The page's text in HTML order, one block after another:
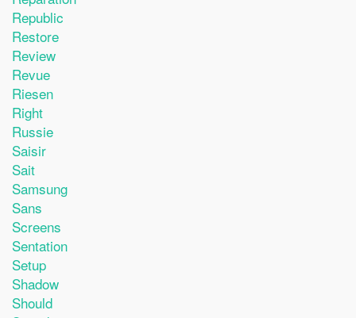
Republic
Restore
Review
Revue
Riesen
Right
Russie
Saisir
Sait
Samsung
Sans
Screens
Sentation
Setup
Shadow
Should